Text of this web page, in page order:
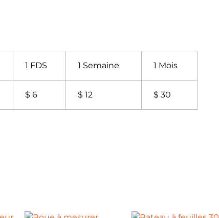
1 FDS 1 Semaine 1 Mois
$ 6 $ 12 $ 30